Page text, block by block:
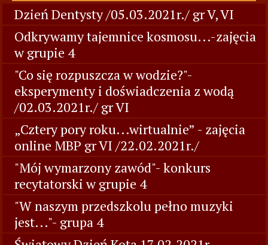
Dzień Dentysty /05.03.2021r./ gr V, VI
Odkrywamy tajemnice kosmosu...-zajęcia
w grupie 4
"Co się rozpuszcza w wodzie?"-
eksperymenty i doświadczenia z wodą
/02.03.2021r./ gr VI
„Cztery pory roku...wirtualnie” - zajęcia
online MBP gr VI /22.02.2021r./
"Mój wymarzony zawód"- konkurs
recytatorski w grupie 4
"W naszym przedszkolu pełno muzyki
jest..."- grupa 4